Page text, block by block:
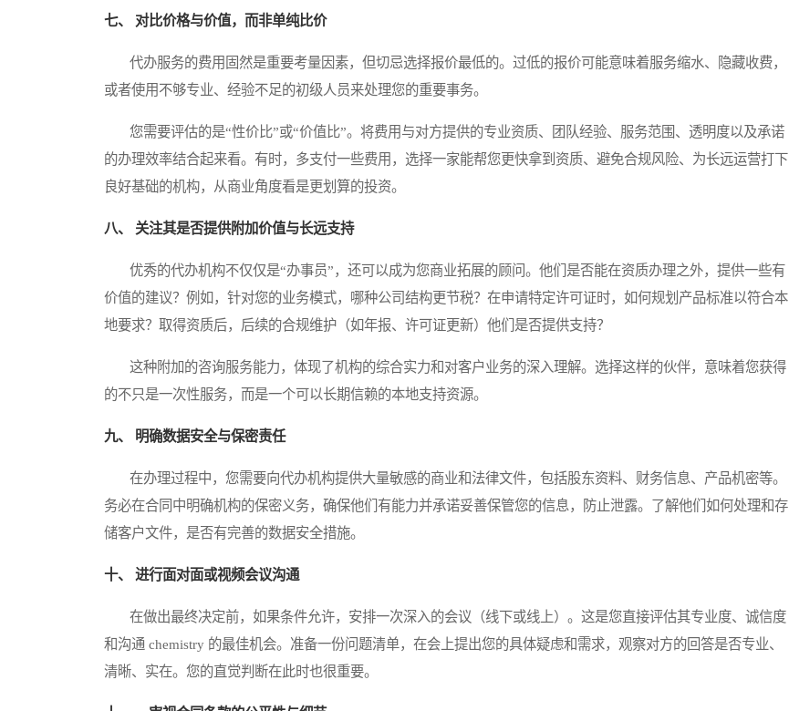
七、 对比价格与价值，而非单纯比价
代办服务的费用固然是重要考量因素，但切忌选择报价最低的。过低的报价可能意味着服务缩水、隐藏收费，
或者使用不够专业、经验不足的初级人员来处理您的重要事务。
您需要评估的是“性价比”或“价值比”。将费用与对方提供的专业资质、团队经验、服务范围、透明度以及承诺
的办理效率结合起来看。有时，多支付一些费用，选择一家能帮您更快拿到资质、避免合规风险、为长远运营打下
良好基础的机构，从商业角度看是更划算的投资。
八、 关注其是否提供附加价值与长远支持
优秀的代办机构不仅仅是“办事员”，还可以成为您商业拓展的顾问。他们是否能在资质办理之外，提供一些有
价值的建议？例如，针对您的业务模式，哪种公司结构更节税？在申请特定许可证时，如何规划产品标准以符合本
地要求？取得资质后，后续的合规维护（如年报、许可证更新）他们是否提供支持？
这种附加的咨询服务能力，体现了机构的综合实力和对客户业务的深入理解。选择这样的伙伴，意味着您获得
的不只是一次性服务，而是一个可以长期信赖的本地支持资源。
九、 明确数据安全与保密责任
在办理过程中，您需要向代办机构提供大量敏感的商业和法律文件，包括股东资料、财务信息、产品机密等。
务必在合同中明确机构的保密义务，确保他们有能力并承诺妥善保管您的信息，防止泄露。了解他们如何处理和存
储客户文件，是否有完善的数据安全措施。
十、 进行面对面或视频会议沟通
在做出最终决定前，如果条件允许，安排一次深入的会议（线下或线上）。这是您直接评估其专业度、诚信度
和沟通 chemistry 的最佳机会。准备一份问题清单，在会上提出您的具体疑虑和需求，观察对方的回答是否专业、
清晰、实在。您的直觉判断在此时也很重要。